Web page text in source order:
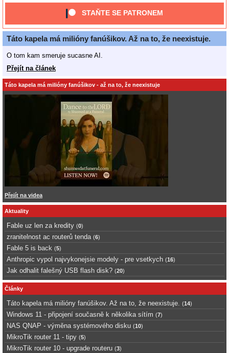
STAŇTE SE PATRONEM
Táto kapela má milióny fanúšikov. Až na to, že neexistuje.
O tom kam smeruje sucasne AI.
Přejít na článek
Táto kapela má milióny fanúšikov - až na to, že neexistuje
Přejít na videa
Aktuality
Fable uz len za kredity (0)
zranitelnost ac routerů tenda (6)
Fable 5 is back (5)
Anthropic vypol najvykonejsie modely - pre vsetkych (16)
Jak odhalit falešný USB flash disk? (20)
Články
Táto kapela má milióny fanúšikov. Až na to, že neexistuje. (14)
Windows 11 - připojení současně k několika sítím (7)
NAS QNAP - výměna systémového disku (10)
MikroTik router 11 - tipy (5)
MikroTik router 10 - upgrade routeru (3)